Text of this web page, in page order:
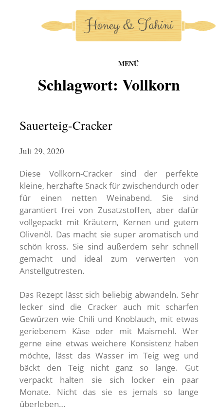
MENÜ
honey-and-tahini
Schlagwort: Vollkorn
Sauerteig-Cracker
Juli 29, 2020
Diese Vollkorn-Cracker sind der perfekte
kleine, herzhafte Snack für zwischendurch oder
für einen netten Weinabend. Sie sind
garantiert frei von Zusatzstoffen, aber dafür
vollgepackt mit Kräutern, Kernen und gutem
Olivenöl. Das macht sie super aromatisch und
schön kross. Sie sind außerdem sehr schnell
gemacht und ideal zum verwerten von
Anstellgutresten.
Das Rezept lässt sich beliebig abwandeln. Sehr
lecker sind die Cracker auch mit scharfen
Gewürzen wie Chili und Knoblauch, mit etwas
geriebenem Käse oder mit Maismehl. Wer
gerne eine etwas weichere Konsistenz haben
möchte, lässt das Wasser im Teig weg und
bäckt den Teig nicht ganz so lange. Gut
verpackt halten sie sich locker ein paar
Monate. Nicht das sie es jemals so lange
überleben…